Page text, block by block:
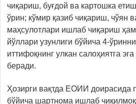
чиқариш, буғдой ва картошка
ўрин; кўмир қазиб чиқариш, чўян
маҳсулотлари ишлаб чиқариш
йўллари узунлиги бўйича 4-
иттифоқнинг улкан салоҳиятга
беради.
Ҳозирги вақтда ЕОИИ доирасида
бўйича шартнома ишлаб